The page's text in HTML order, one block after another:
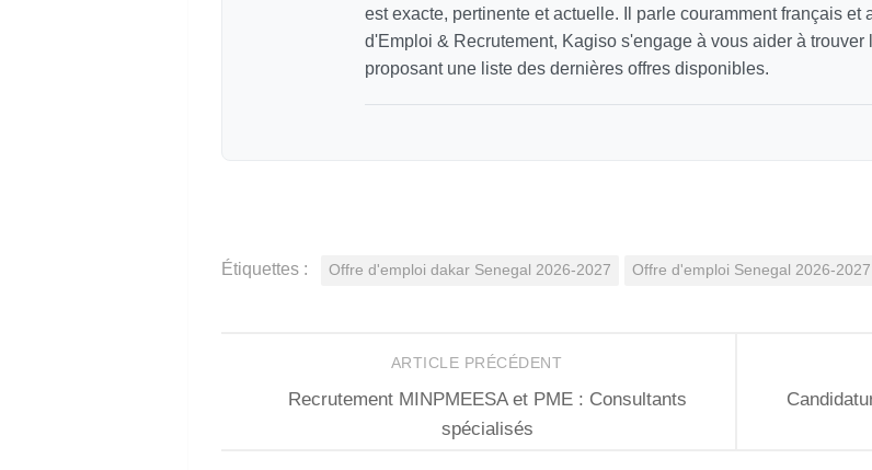
est exacte, pertinente et actuelle. Il parle couramment français et
d'Emploi & Recrutement, Kagiso s'engage à vous aider à trouver
proposant une liste des dernières offres disponibles.
Étiquettes : Offre d'emploi dakar Senegal 2026-2027 Offre d'emploi Senegal 2026-2027
ARTICLE PRÉCÉDENT
Recrutement MINPMEESA et PME : Consultants
spécialisés